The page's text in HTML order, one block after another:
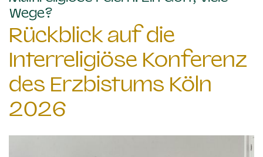
Wege?
Rückblick auf die
Interreligiöse Konferenz
des Erzbistums Köln
2026